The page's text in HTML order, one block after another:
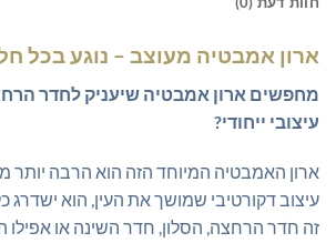
ארון אמבטיה מעוצב – נוגע בכל
מחפשים ארון אמבטיה שיעניק לחדר
עיצובי ייחודי?
ארון האמבטיה המיוחד הזה הוא הרבה יותר
עיצוב דקורטיבי שמושך את העין, הוא ישדרג
זה חדר הרחצה, הסלון, חדר השינה או